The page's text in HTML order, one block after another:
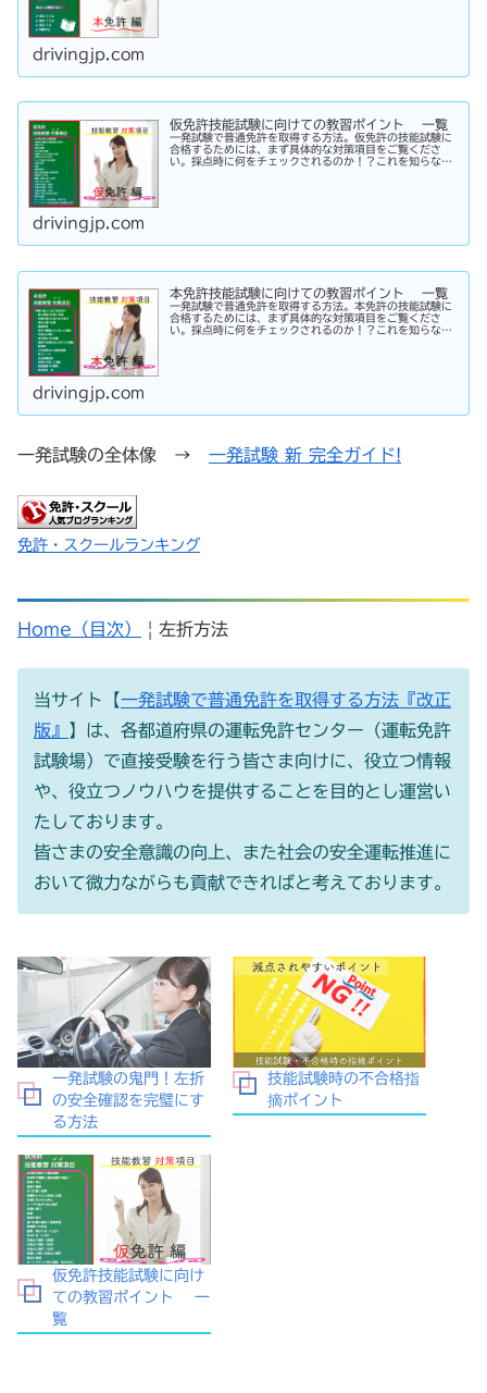
drivingjp.com
仮免許技能試験に向けての教習ポイント 一覧
一発試験で普通免許を取得する方法。仮免許の技能試験に
合格するためには、まず具体的な対策項目をご覧くださ
い。採点時に何をチェックされるのか！？これを知らなけ
drivingjp.com
本免許技能試験に向けての教習ポイント 一覧
一発試験で普通免許を取得する方法。本免許の技能試験に
合格するためには、まず具体的な対策項目をご覧くださ
い。採点時に何をチェックされるのか！？これを知らなけ
drivingjp.com
一発試験の全体像 → 一発試験 新 完全ガイド!
免許・スクールランキング
Home（目次） | 左折方法
当サイト【一発試験で普通免許を取得する方法『改正
版』
】は、各都道府県の運転免許センター（運転免許
試験場）で直接受験を行う皆さま向けに、役立つ情報
や、役立つノウハウを提供することを目的とし運営い
たしております。
皆さまの安全意識の向上、また社会の安全運転推進に
おいて微力ながらも貢献できればと考えております。
一発試験の鬼門！左折
の安全確認を完璧にす
る方法
技能試験時の不合格指
摘ポイント
仮免許技能試験に向け
ての教習ポイント 一
覧